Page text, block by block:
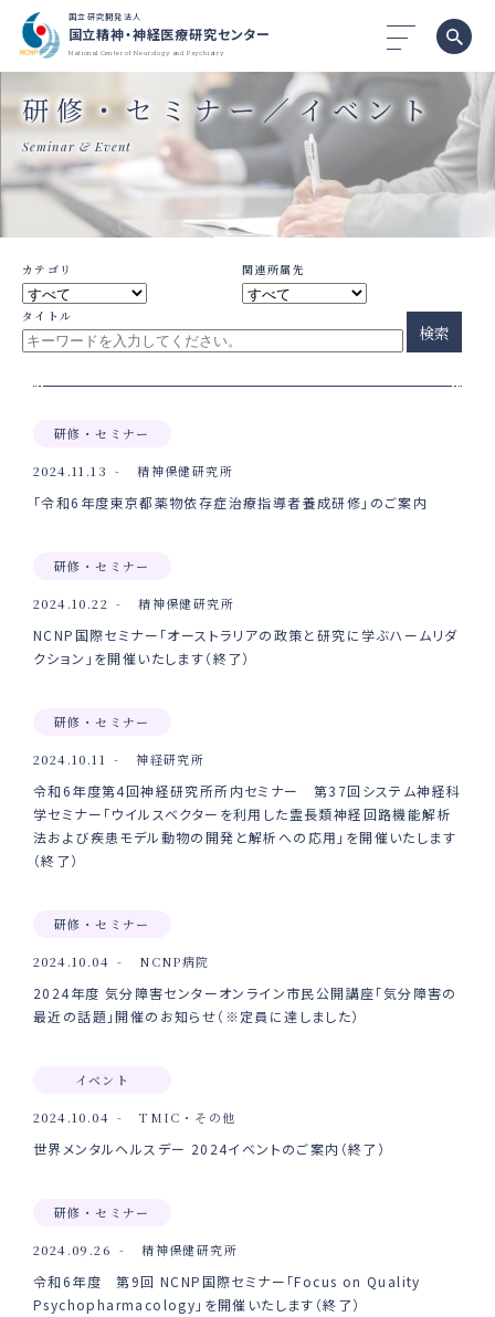
国立研究開発法人
国立精神・神経医療研究センター
National Center of Neurology and Psychiatry
研修・セミナー／イベント
Seminar & Event
カテゴリ 関連所属先
タイトル
検索
研修・セミナー
2024.11.13 精神保健研究所
「令和6年度東京都薬物依存症治療指導者養成研修」のご案内
研修・セミナー
2024.10.22 精神保健研究所
NCNP国際セミナー「オーストラリアの政策と研究に学ぶハームリダ
クション」を開催いたします（終了）
研修・セミナー
2024.10.11 神経研究所
令和6年度第4回神経研究所所内セミナー 第37回システム神経科
学セミナー「ウイルスベクターを利用した霊長類神経回路機能解析
法および疾患モデル動物の開発と解析への応用」を開催いたします
（終了）
研修・セミナー
2024.10.04 NCNP病院
2024年度 気分障害センターオンライン市民公開講座「気分障害の
最近の話題」開催のお知らせ（※定員に達しました）
イベント
2024.10.04 TMIC・その他
世界メンタルヘルスデー 2024イベントのご案内（終了）
研修・セミナー
2024.09.26 精神保健研究所
令和6年度 第9回 NCNP国際セミナー「Focus on Quality
Psychopharmacology」を開催いたします（終了）